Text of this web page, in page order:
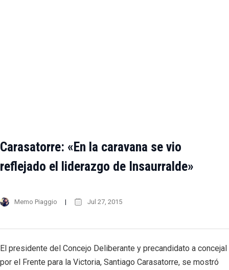
Carasatorre: «En la caravana se vio
reflejado el liderazgo de Insaurralde»
Memo Piaggio Jul 27, 2015
El presidente del Concejo Deliberante y precandidato a concejal
por el Frente para la Victoria, Santiago Carasatorre, se mostró